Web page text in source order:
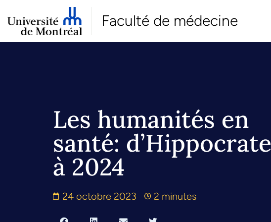
Faculté de médecine
Les humanités en
santé: d’Hippocrate
à 2024
24 octobre 2023 2 minutes